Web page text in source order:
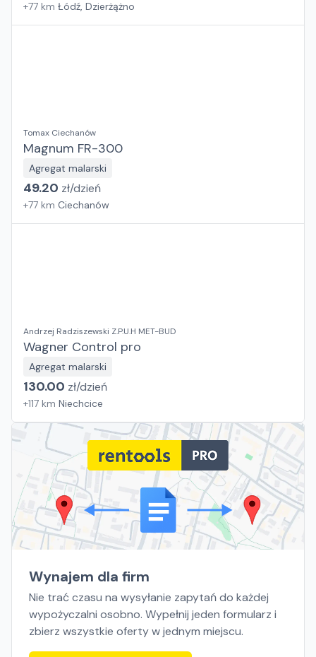
+77 km Łódź, Dzierżążno
Tomax Ciechanów
Magnum FR-300
Agregat malarski
49.20 zł/dzień
+77 km Ciechanów
Andrzej Radziszewski Z.P.U.H MET-BUD
Wagner Control pro
Agregat malarski
130.00 zł/dzień
+117 km Niechcice
Wynajem dla firm
Nie trać czasu na wysyłanie zapytań do każdej
wypożyczalni osobno. Wypełnij jeden formularz i
zbierz wszystkie oferty w jednym miejscu.